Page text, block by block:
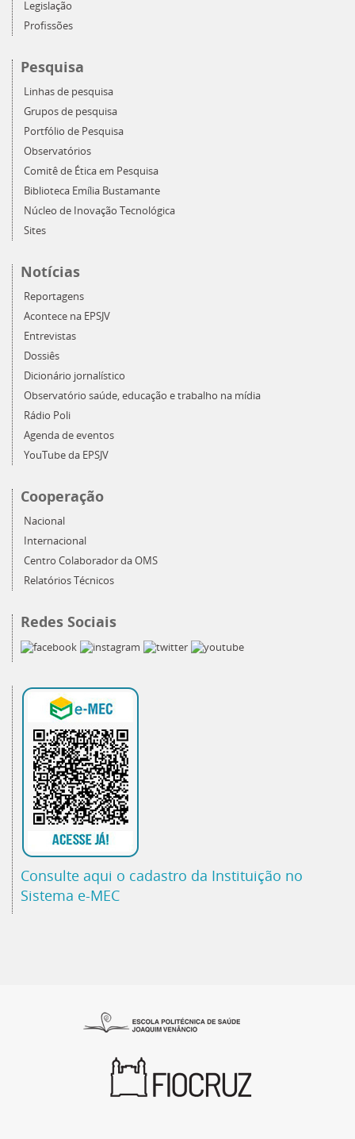
Legislação
Profissões
Pesquisa
Linhas de pesquisa
Grupos de pesquisa
Portfólio de Pesquisa
Observatórios
Comitê de Ética em Pesquisa
Biblioteca Emília Bustamante
Núcleo de Inovação Tecnológica
Sites
Notícias
Reportagens
Acontece na EPSJV
Entrevistas
Dossiês
Dicionário jornalístico
Observatório saúde, educação e trabalho na mídia
Rádio Poli
Agenda de eventos
YouTube da EPSJV
Cooperação
Nacional
Internacional
Centro Colaborador da OMS
Relatórios Técnicos
Redes Sociais
Consulte aqui o cadastro da Instituição no
Sistema e-MEC